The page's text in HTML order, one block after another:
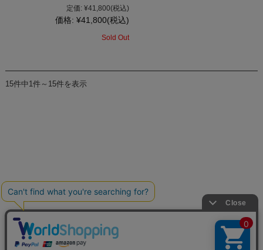
定価: ¥41,800(税込)
価格: ¥41,800(税込)
Sold Out
15件中1件～15件を表示